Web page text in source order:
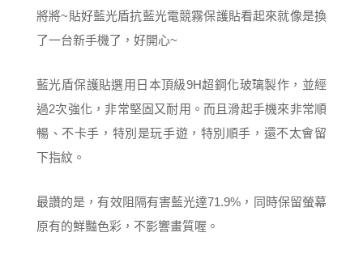
將將~貼好藍光盾抗藍光電競霧保護貼看起來就像是換
了一台新手機了，好開心~
藍光盾保護貼選用日本頂級9H超鋼化玻璃製作，並經
過2次強化，非常堅固又耐用。而且滑起手機來非常順
暢、不卡手，特別是玩手遊，特別順手，還不太會留
下指紋。
最讚的是，有效阻隔有害藍光達71.9%，同時保留螢幕
原有的鮮豔色彩，不影響畫質喔。